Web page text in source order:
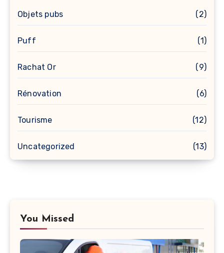
Objets pubs (2)
Puff (1)
Rachat Or (9)
Rénovation (6)
Tourisme (12)
Uncategorized (13)
You Missed